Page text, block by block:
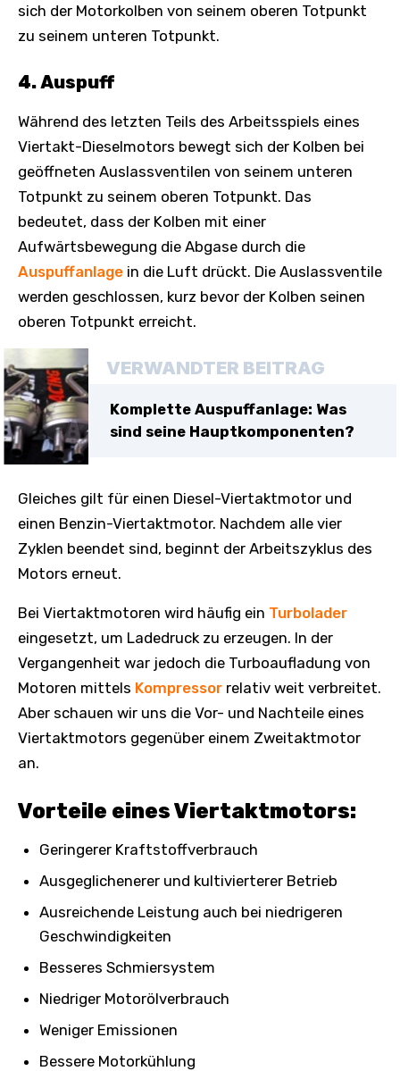
sich der Motorkolben von seinem oberen Totpunkt
zu seinem unteren Totpunkt.
4. Auspuff
Während des letzten Teils des Arbeitsspiels eines
Viertakt-Dieselmotors bewegt sich der Kolben bei
geöffneten Auslassventilen von seinem unteren
Totpunkt zu seinem oberen Totpunkt. Das
bedeutet, dass der Kolben mit einer
Aufwärtsbewegung die Abgase durch die
Auspuffanlage in die Luft drückt. Die Auslassventile
werden geschlossen, kurz bevor der Kolben seinen
oberen Totpunkt erreicht.
VERWANDTER BEITRAG
Komplette Auspuffanlage: Was
sind seine Hauptkomponenten?
Gleiches gilt für einen Diesel-Viertaktmotor und
einen Benzin-Viertaktmotor. Nachdem alle vier
Zyklen beendet sind, beginnt der Arbeitszyklus des
Motors erneut.
Bei Viertaktmotoren wird häufig ein Turbolader
eingesetzt, um Ladedruck zu erzeugen. In der
Vergangenheit war jedoch die Turboaufladung von
Motoren mittels Kompressor relativ weit verbreitet.
Aber schauen wir uns die Vor- und Nachteile eines
Viertaktmotors gegenüber einem Zweitaktmotor
an.
Vorteile eines Viertaktmotors:
Geringerer Kraftstoffverbrauch
Ausgeglichenerer und kultivierterer Betrieb
Ausreichende Leistung auch bei niedrigeren
Geschwindigkeiten
Besseres Schmiersystem
Niedriger Motorölverbrauch
Weniger Emissionen
Bessere Motorkühlung